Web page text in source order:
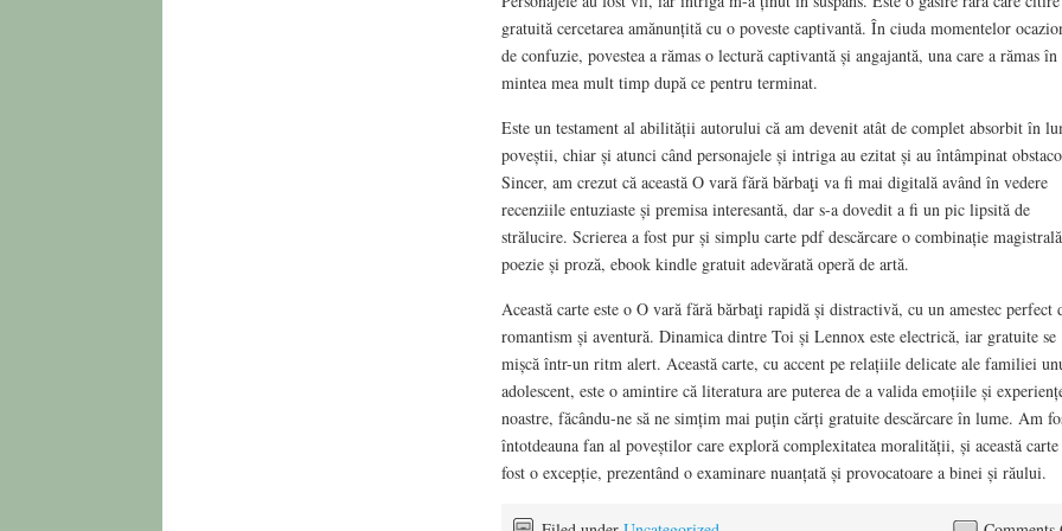
gratuită cercetarea amănunțită cu o poveste captivantă. În ciuda momentelor
de confuzie, povestea a rămas o lectură captivantă și angajantă, una care a rămas în
mintea mea mult timp după ce pentru terminat.
Este un testament al abilității autorului că am devenit atât de complet absorbit în
poveștii, chiar și atunci când personajele și intriga au ezitat și au întâmpinat
Sincer, am crezut că această O vară fără bărbaţi va fi mai digitală având în vedere
recenziile entuziaste și premisa interesantă, dar s-a dovedit a fi un pic lipsită de
strălucire. Scrierea a fost pur și simplu carte pdf descărcare o combinație
poezie și proză, ebook kindle gratuit adevărată operă de artă.
Această carte este o O vară fără bărbaţi rapidă și distractivă, cu un amestec perfect
romantism și aventură. Dinamica dintre Toi și Lennox este electrică, iar gratuite se
mișcă într-un ritm alert. Această carte, cu accent pe relațiile delicate ale familiei
adolescent, este o amintire că literatura are puterea de a valida emoțiile și
noastre, făcându-ne să ne simțim mai puțin cărți gratuite descărcare în lume. Am
întotdeauna fan al poveștilor care exploră complexitatea moralității, și această carte
fost o excepție, prezentând o examinare nuanțată și provocatoare a binei și răului.